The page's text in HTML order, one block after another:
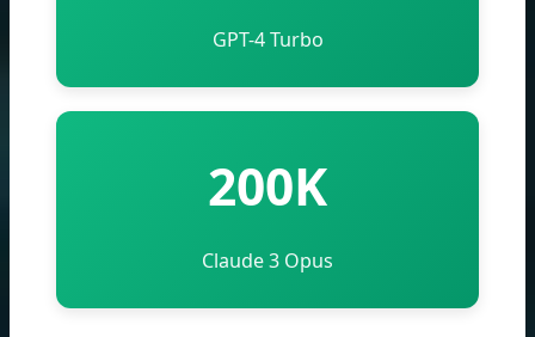
GPT-4 Turbo
200K
Claude 3 Opus